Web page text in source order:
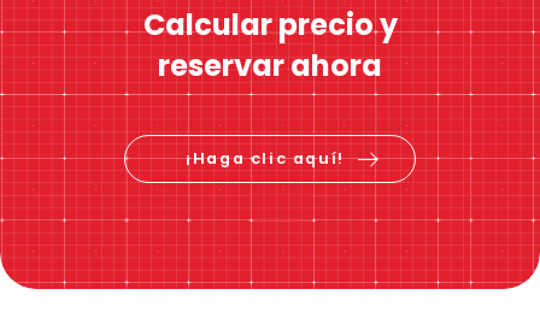
Calcular precio y
reservar ahora
¡Haga clic aquí!